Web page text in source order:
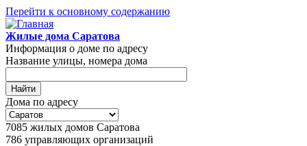
Перейти к основному содержанию
Жилые дома Саратова
Информация о доме по адресу
Название улицы, номера дома
Дома по адресу
7085 жилых домов Саратова
786 управляющих организаций